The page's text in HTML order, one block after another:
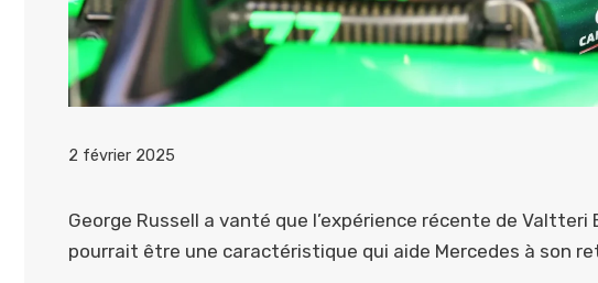
2 février 2025
George Russell a vanté que l’expérience récente de
pourrait être une caractéristique qui aide Mercedes à son